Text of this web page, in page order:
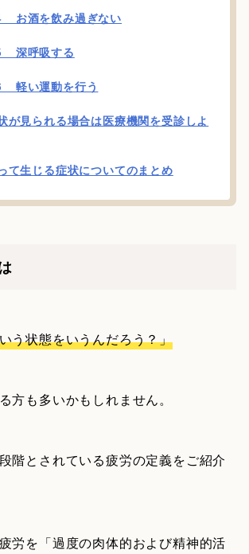
お酒を飲み過ぎない
深呼吸する
軽い運動を行う
が見られる場合は医療機関を受診しよ
て生じる症状についてのまとめ
う状態をいうんだろう？」
方も多いかもしれません。
階とされている疲労の定義をご紹介
労を「過度の肉体的および精神的活